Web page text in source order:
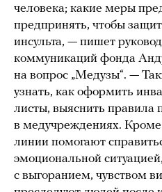
человека; какие меры
предпринять, чтобы
инсульта, — пишет
коммуникаций фонда
на вопрос „Медузы“. —
узнать, как оформить
листы, выяснить правила
в медучреждениях. Кроме
линии помогают
эмоциональной
с выгоранием, чувством